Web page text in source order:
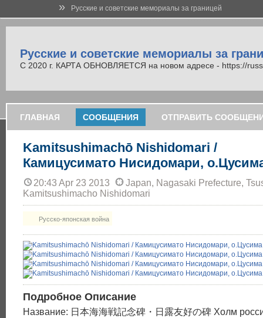
» Русские и советские мемориалы за границей
Русские и советские мемориалы за
С 2020 г. КАРТА ОБНОВЛЯЕТСЯ на новом адресе - https://
ГЛАВНАЯ СООБЩЕНИЯ ОТПРАВИТЬ
Kamitsushimachō Nishidomari /
Камицусимато Нисидомари,
20:43 Apr 23 2013
Japan, Nagasaki Prefecture,
Kamitsushimacho Nishidomari
Русско-японская война
Подробное Описание
Название: 日本海海戦記念碑・日露友好の碑 Холм